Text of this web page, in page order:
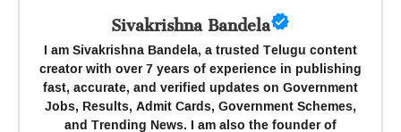
Sivakrishna Bandela
I am Sivakrishna Bandela, a trusted Telugu content
creator with over 7 years of experience in publishing
fast, accurate, and verified updates on Government
Jobs, Results, Admit Cards, Government Schemes,
and Trending News. I am also the founder of